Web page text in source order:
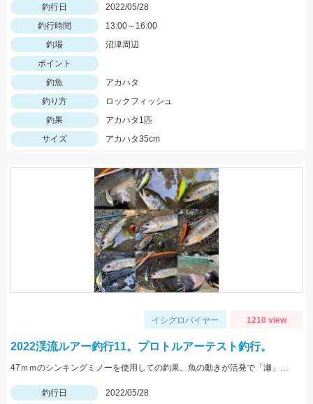
釣行日
2022/05/28
釣行時間
13:00～16:00
釣場
沼津周辺
ポイント
釣魚
アカハタ
釣り方
ロックフィッシュ
釣果
アカハタ1匹
サイズ
アカハタ35cm
イシグロバイヤー 1210 view
2022渓流ルアー釣行11。プロトルアーテスト釣行。
47ｍｍのシンキングミノーを使用しての釣果。魚の動きが活発で「瀬」での釣果が多い状況でした。
釣行日
2022/05/28